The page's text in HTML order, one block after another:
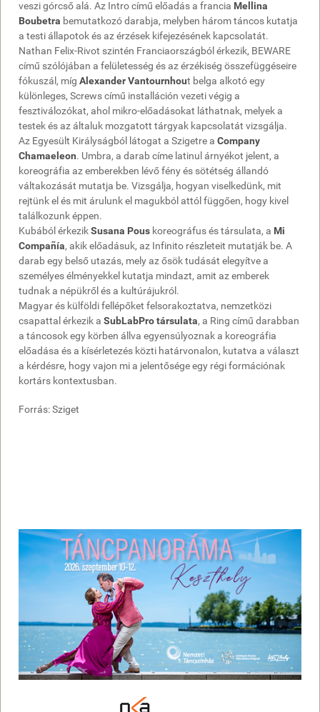
veszi górcső alá. Az Intro című előadás a francia Mellina
Boubetra bemutatkozó darabja, melyben három táncos kutatja
a testi állapotok és az érzések kifejezésének kapcsolatát.
Nathan Felix-Rivot szintén Franciaországból érkezik, BEWARE
című szólójában a felületesség és az érzékiség összefüggéseire
fókuszál, míg Alexander Vantournhout belga alkotó egy
különleges, Screws című installáción vezeti végig a
fesztiválozókat, ahol mikro-előadásokat láthatnak, melyek a
testek és az általuk mozgatott tárgyak kapcsolatát vizsgálja.
Az Egyesült Királyságból látogat a Szigetre a Company
Chamaeleon. Umbra, a darab címe latinul árnyékot jelent, a
koreográfia az emberekben lévő fény és sötétség állandó
váltakozását mutatja be. Vizsgálja, hogyan viselkedünk, mit
rejtünk el és mit árulunk el magukból attól függően, hogy kivel
találkozunk éppen.
Kubából érkezikSusana Pous koreográfus és társulata, a Mi
Compañía, akik előadásuk, az Infinito részleteit mutatják be. A
darab egy belső utazás, mely az ősök tudását elegyítve a
személyes élményekkel kutatja mindazt, amit az emberek
tudnak a népükről és a kultúrájukról.
Magyar és külföldi fellépőket felsorakoztatva, nemzetközi
csapattal érkezik a SubLabPro társulata, a Ring című darabban
a táncosok egy körben állva egyensúlyoznak a koreográfia
előadása és a kísérletezés közti határvonalon, kutatva a választ
a kérdésre, hogy vajon mi a jelentősége egy régi formációnak
kortárs kontextusban.
Forrás: Sziget